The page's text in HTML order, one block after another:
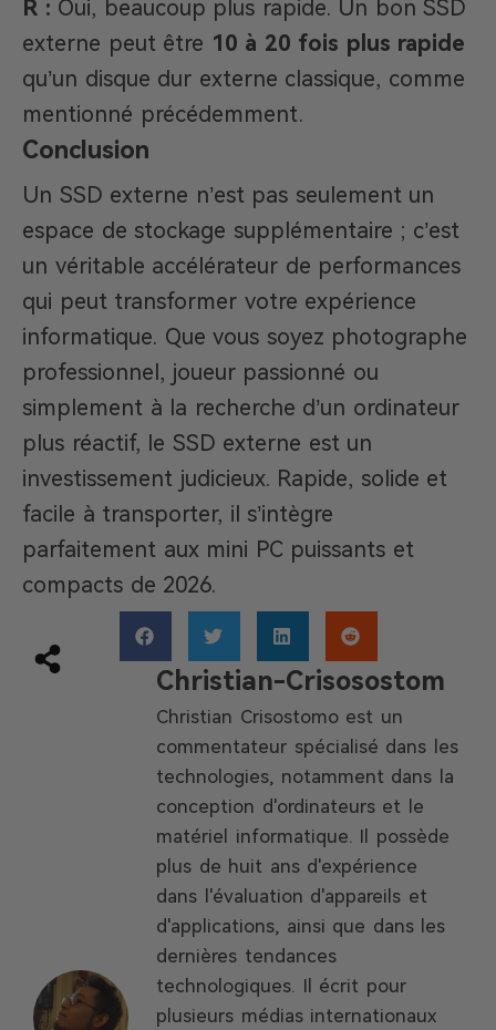
R : Oui, beaucoup plus rapide. Un bon SSD
externe peut être 10 à 20 fois plus rapide
qu’un disque dur externe classique, comme
mentionné précédemment.
Conclusion
Un SSD externe n’est pas seulement un
espace de stockage supplémentaire ; c’est
un véritable accélérateur de performances
qui peut transformer votre expérience
informatique. Que vous soyez photographe
professionnel, joueur passionné ou
simplement à la recherche d’un ordinateur
plus réactif, le SSD externe est un
investissement judicieux. Rapide, solide et
facile à transporter, il s’intègre
parfaitement aux mini PC puissants et
compacts de 2026.
Christian-Crisosostom
Christian Crisostomo est un
commentateur spécialisé dans les
technologies, notamment dans la
conception d'ordinateurs et le
matériel informatique. Il possède
plus de huit ans d'expérience
dans l'évaluation d'appareils et
d'applications, ainsi que dans les
dernières tendances
technologiques. Il écrit pour
plusieurs médias internationaux